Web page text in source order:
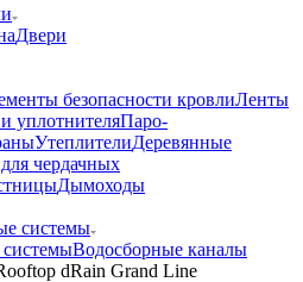
Двери
безопасности кровлиЛенты
уплотнителяПаро-
УтеплителиДеревянные
чердачных
Дымоходы
системы
Водосборные каналы
dRain Grand Line